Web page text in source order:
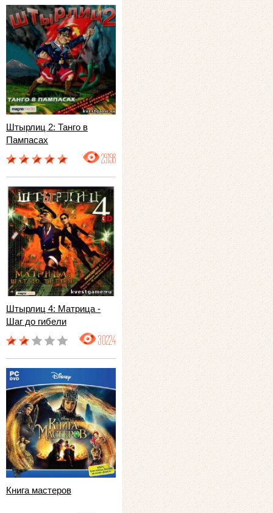
Штырлиц 2: Танго в
Пампасах
29198
Штырлиц 4: Матрица -
Шаг до гибели
30224
Книга мастеров